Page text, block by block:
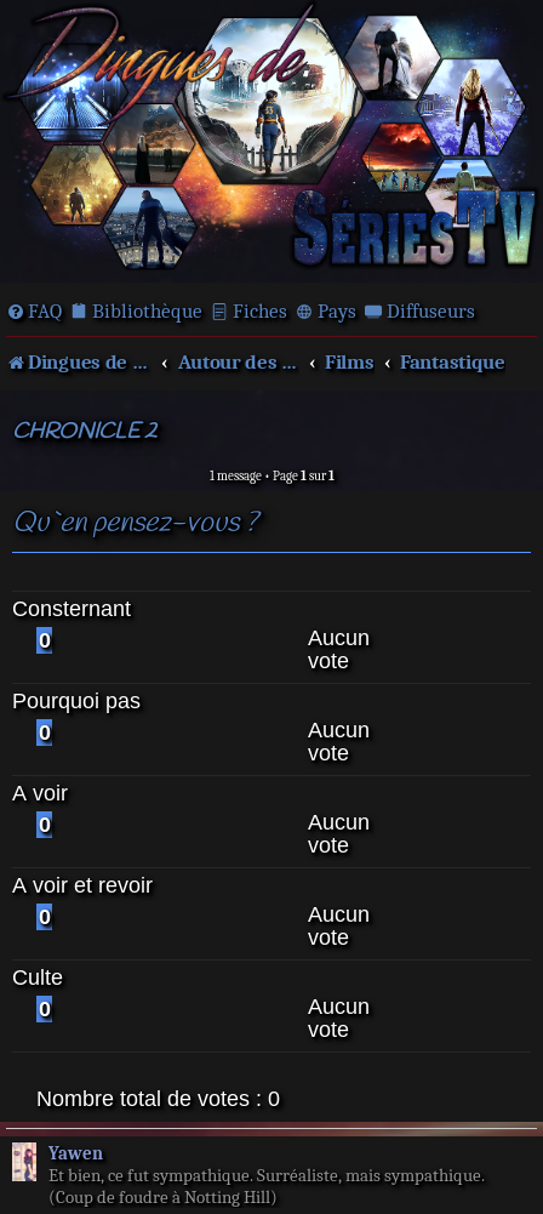
FAQ Bibliothèque Fiches Pays Diffuseurs
Dingues de séries télé ! Autour des films et séries Films Fantastique
CHRONICLE 2
1 message • Page1sur1
Qu`en pensez-vous ?
Consternant
0
Aucun
vote
Pourquoi pas
0
Aucun
vote
A voir
0
Aucun
vote
A voir et revoir
0
Aucun
vote
Culte
0
Aucun
vote
Nombre total de votes : 0
Yawen
Et bien, ce fut sympathique. Surréaliste, mais sympathique.
(Coup de foudre à Notting Hill)